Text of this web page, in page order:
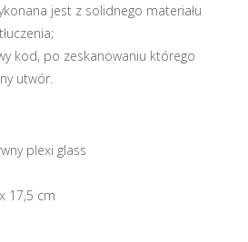
jest z solidnego materiału
kod, po zeskanowaniu którego
utwór.
plexi glass
17,5 cm